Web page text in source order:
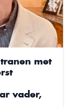
met
vader,